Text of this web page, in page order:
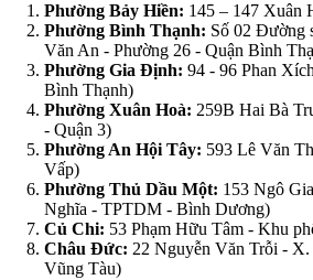
Phường Bảy Hiền: 145 – 147 Xuân
Phường Bình Thạnh: Số 02 Đường
Văn An - Phường 26 - Quận Bình
Phường Gia Định: 94 - 96 Phan
Bình Thạnh)
Phường Xuân Hoà: 259B Hai Bà
- Quận 3)
Phường An Hội Tây: 593 Lê Văn
Vấp)
Phường Thủ Dầu Một: 153 Ngô
Nghĩa - TPTDM - Bình Dương)
Củ Chi: 53 Phạm Hữu Tâm - Khu
Châu Đức: 22 Nguyễn Văn Trỗi -
Vũng Tàu)